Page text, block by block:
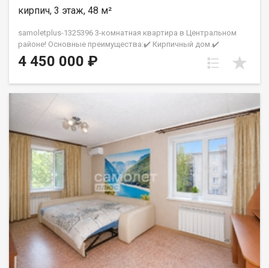
ответить на все ваши вопросы с 9:00 до 21:00​. Гарантия
на рынке недвижимости в городе Кемерово с 2010 года!
Петрухненко Валентина
кирпич, 3 этаж, 48 м²
samoletplus-1325396 3-комнатная квартира в Центральном
районе! Основные преимущества:✔️ Кирпичный дом.✔️
Комфортный 3 этаж из 5.✔️ Удобная планировка с тремя
комнатами.✔️ Просторная кухня.✔️ Пластиковые окна с видом
магазины и супермаркеты;- поликлиника №5;- парк Веры
Волошиной;- кинотеатр «Юбилейный»;- остановки
общественного транспорта.Большая парковка во дворе,
чистый подъезд и спокойные соседи.Звоните, чтобы
договориться о просмотре! АН «СамолётПлюс» на рынке
недвижимости Кемерово с 2010 года. Полное сопровождение
сделки Гарантия юридической чистоты сделки Фомина
Марина
4 450 000 ₽